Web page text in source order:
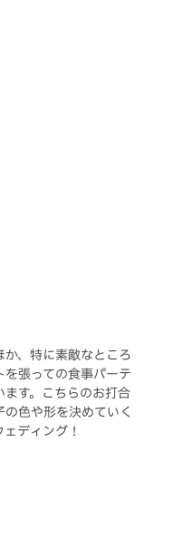
、特に素敵なところ
張っての食事パーテ
す。こちらのお打合
色や形を決めていく
ディング！